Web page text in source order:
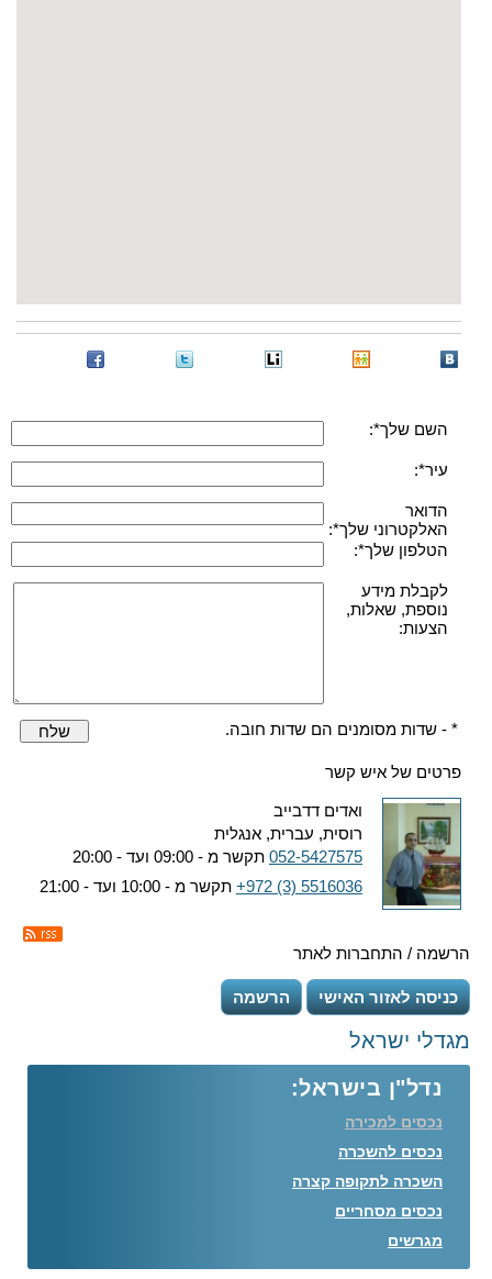
השם שלך*:
עיר*:
הדואר
האלקטרוני שלך*:
הטלפון שלך*:
לקבלת מידע
נוספת, שאלות,
הצעות:
* - שדות מסומנים הם שדות חובה. שלח
פרטים של איש קשר
ואדים דדבייב
רוסית, עברית, אנגלית
052-5427575 תקשר מ - 09:00 ועד - 20:00
+972 (3) 5516036 תקשר מ - 10:00 ועד - 21:00
הרשמה / התחברות לאתר
כניסה לאזור האישי הרשמה
מגדלי ישראל
נדל"ן בישראל:
נכסים למכירה
נכסים להשכרה
השכרה לתקופה קצרה
נכסים מסחריים
מגרשים